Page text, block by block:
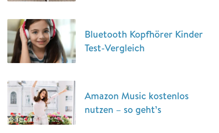
Bluetooth Kopfhörer Kinder
Test-Vergleich
Amazon Music kostenlos
nutzen – so geht’s